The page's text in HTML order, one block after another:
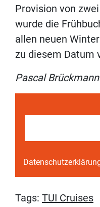
Provision von
wurde die
allen neuen
zu diesem Datum
Pascal Brückmann
Tags: TUI Cruises